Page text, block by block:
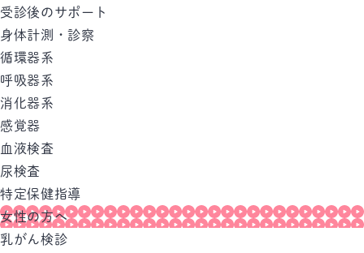
受診後のサポート
身体計測・診察
循環器系
呼吸器系
消化器系
感覚器
血液検査
尿検査
特定保健指導
女性の方へ
乳がん検診